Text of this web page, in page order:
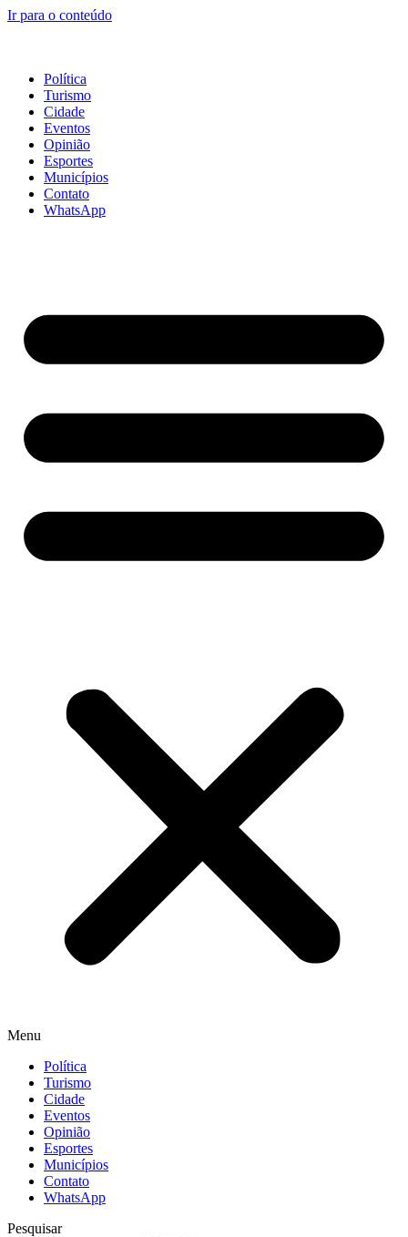
Ir para o conteúdo
Política
Turismo
Cidade
Eventos
Opinião
Esportes
Municípios
Contato
WhatsApp
Menu
Política
Turismo
Cidade
Eventos
Opinião
Esportes
Municípios
Contato
WhatsApp
Pesquisar